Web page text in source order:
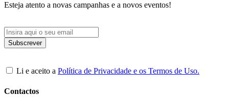
Esteja atento a novas campanhas e a novos eventos!
Li e aceito a Política de Privacidade e os Termos de Uso.
Contactos